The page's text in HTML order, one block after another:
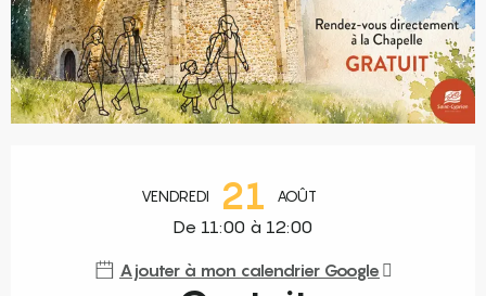
VENDREDI 21 AOÛT
De 11:00 à 12:00
Ajouter à mon calendrier Google